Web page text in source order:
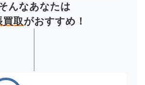
んなあなたは
買取がおすすめ！